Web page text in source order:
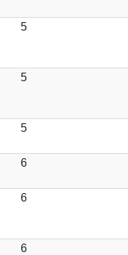
5
5
5
6
6
6